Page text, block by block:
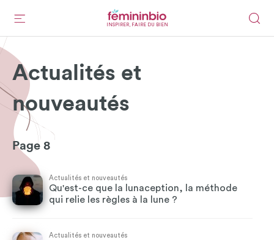
INSPIRER, FAIRE DU BIEN
Actualités et
nouveautés
Page 8
Actualités et nouveautés
Qu'est-ce que la lunaception, la méthode
qui relie les règles à la lune ?
Actualités et nouveautés